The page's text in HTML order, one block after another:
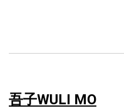
吾子WULI MO